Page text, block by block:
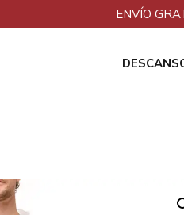
ENVÍO